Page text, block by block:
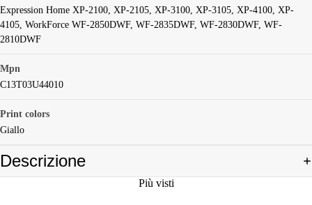
Expression Home XP-2100, XP-2105, XP-3100, XP-3105, XP-4100, XP-
4105, WorkForce WF-2850DWF, WF-2835DWF, WF-2830DWF, WF-
2810DWF
Mpn
C13T03U44010
Print colors
Giallo
Descrizione
Più visti